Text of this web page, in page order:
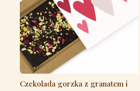
Czekolada gorzka z granatem i